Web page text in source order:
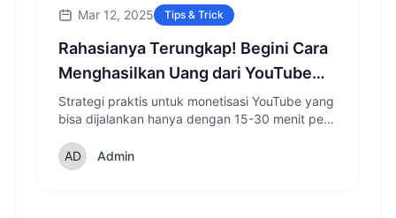
Mar 12, 2025 Tips & Trick
Rahasianya Terungkap! Begini Cara
Menghasilkan Uang dari YouTube
Sejak Hari Pertama Upload
Strategi praktis untuk monetisasi YouTube yang
bisa dijalankan hanya dengan 15-30 menit per
YouTube.Admin